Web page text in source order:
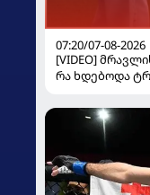
07:20/07-08-2026
[VIDEO]
რა ხდებოდა